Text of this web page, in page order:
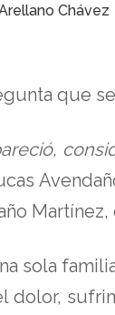
Chávez
que
sola